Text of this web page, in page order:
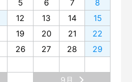
5 6 7
8
12 13 14
15
19 20 21
22
26 27 28
29